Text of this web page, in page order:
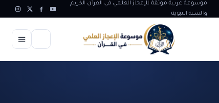
موسوعة عربية موثقة للإعجاز العلمي في القرآن الكريم
والسنة النبوية